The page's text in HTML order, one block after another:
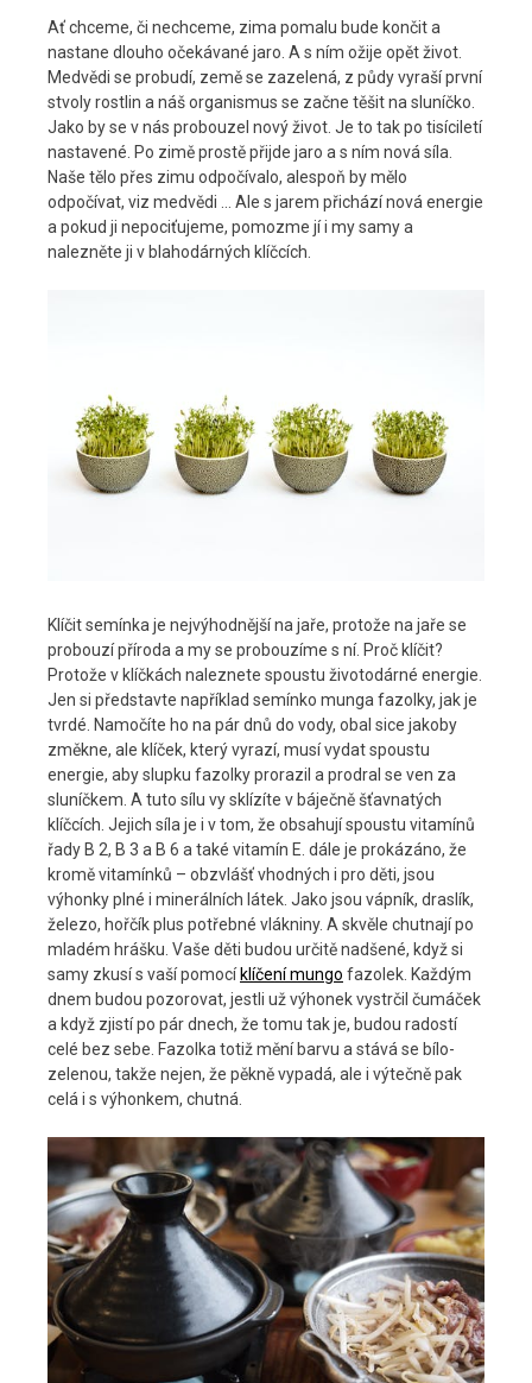
Ať chceme, či nechceme, zima pomalu bude končit a
nastane dlouho očekávané jaro. A s ním ožije opět život.
Medvědi se probudí, země se zazelená, z půdy vyraší první
stvoly rostlin a náš organismus se začne těšit na sluníčko.
Jako by se v nás probouzel nový život. Je to tak po tisíciletí
nastavené. Po zimě prostě přijde jaro a s ním nová síla.
Naše tělo přes zimu odpočívalo, alespoň by mělo
odpočívat, viz medvědi … Ale s jarem přichází nová energie
a pokud ji nepociťujeme, pomozme jí i my samy a
nalezněte ji v blahodárných klíčcích.
Klíčit semínka je nejvýhodnější na jaře, protože na jaře se
probouzí příroda a my se probouzíme s ní. Proč klíčit?
Protože v klíčkách naleznete spoustu životodárné energie.
Jen si představte například semínko munga fazolky, jak je
tvrdé. Namočíte ho na pár dnů do vody, obal sice jakoby
změkne, ale klíček, který vyrazí, musí vydat spoustu
energie, aby slupku fazolky prorazil a prodral se ven za
sluníčkem. A tuto sílu vy sklízíte v báječně šťavnatých
klíčcích. Jejich síla je i v tom, že obsahují spoustu vitamínů
řady B 2, B 3 a B 6 a také vitamín E. dále je prokázáno, že
kromě vitamínků – obzvlášť vhodných i pro děti, jsou
výhonky plné i minerálních látek. Jako jsou vápník, draslík,
železo, hořčík plus potřebné vlákniny. A skvěle chutnají po
mladém hrášku. Vaše děti budou určitě nadšené, když si
samy zkusí s vaší pomocí klíčení mungo fazolek. Každým
dnem budou pozorovat, jestli už výhonek vystrčil čumáček
a když zjistí po pár dnech, že tomu tak je, budou radostí
celé bez sebe. Fazolka totiž mění barvu a stává se bílo-
zelenou, takže nejen, že pěkně vypadá, ale i výtečně pak
celá i s výhonkem, chutná.